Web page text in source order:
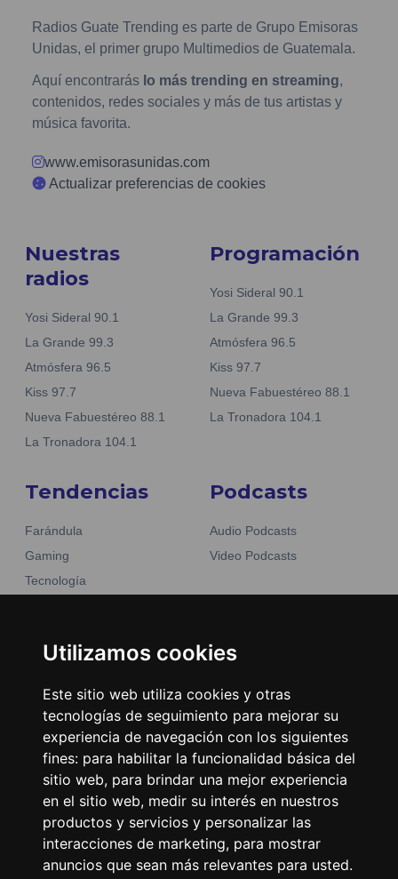
Utilizamos cookies
Este sitio web utiliza cookies y otras
tecnologías de seguimiento para mejorar su
experiencia de navegación con los siguientes
fines: para habilitar la funcionalidad básica del
sitio web, para brindar una mejor experiencia
en el sitio web, medir su interés en nuestros
productos y servicios y personalizar las
interacciones de marketing, para mostrar
anuncios que sean más relevantes para usted.
Radios Guate Trending es parte de Grupo Emisoras
Unidas, el primer grupo Multimedios de Guatemala.
Aquí encontrarás lo más trending en streaming,
contenidos, redes sociales y más de tus artistas y
música favorita.
www.emisorasunidas.com
Actualizar preferencias de cookies
Nuestras
radios
Yosi Sideral 90.1
La Grande 99.3
Atmósfera 96.5
Kiss 97.7
Nueva Fabuestéreo 88.1
La Tronadora 104.1
Programación
Yosi Sideral 90.1
La Grande 99.3
Atmósfera 96.5
Kiss 97.7
Nueva Fabuestéreo 88.1
La Tronadora 104.1
Tendencias
Farándula
Gaming
Tecnología
Noticias
Podcasts
Audio Podcasts
Video Podcasts
Emisoras Unidas
Encuéntranos
Contacto
Términos y condiciones
Directorio